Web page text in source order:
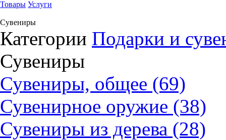
Товары Услуги
Сувениры
Категории Подарки и
Сувениры
Сувениры, общее (69)
Сувенирное оружие (38)
Сувениры из дерева (28)